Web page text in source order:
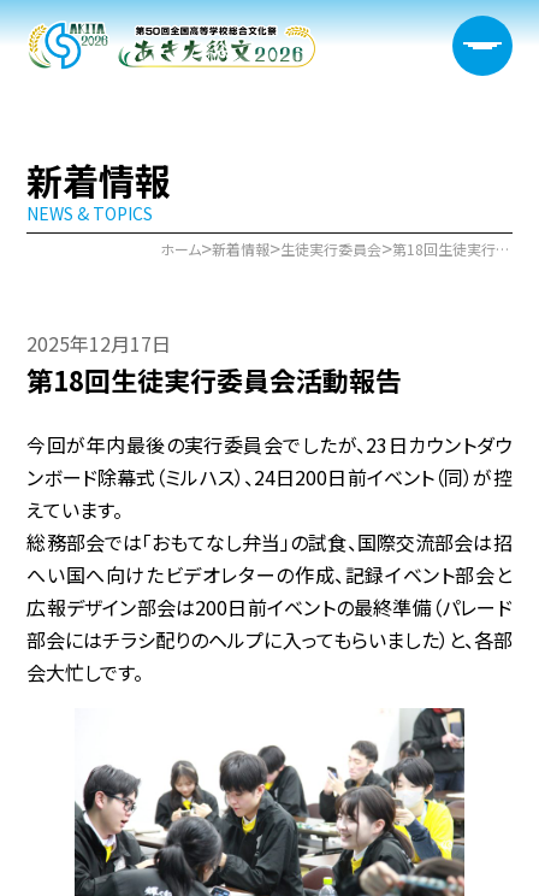
大会概要
生徒実行委員会
宿泊サポート
協賛企業
広報デザイン・デザインガイド
サイトポリシー
ホーム>新着情報>生徒実行委員会> 第18回生徒実行委員会活動報告
新着情報
NEWS & TOPICS
2025年12月17日
第18回生徒実行委員会活動報告
今回が年内最後の実行委員会でしたが、23日カウントダウ
ンボード除幕式（ミルハス）、24日200日前イベント（同）が控
えています。
総務部会では「おもてなし弁当」の試食、国際交流部会は招
へい国へ向けたビデオレターの作成、記録イベント部会と
広報デザイン部会は200日前イベントの最終準備（パレード
部会にはチラシ配りのヘルプに入ってもらいました）と、各部
会大忙しです。